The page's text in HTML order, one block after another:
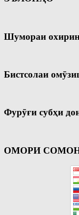
Шумораи
Бистсолаи
Фурӯғи субҳи
ОМОРИ